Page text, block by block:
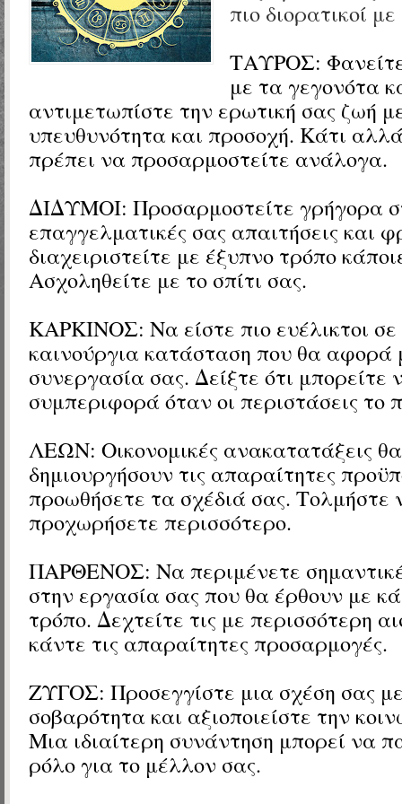
πιο διορατικοί με
ΤΑΥΡΟΣ: Φανείτε
με τα γεγονότα
αντιμετωπίστε την ερωτική σας ζωή
υπευθυνότητα και προσοχή. Κάτι
πρέπει να προσαρμοστείτε ανάλογα.
ΔΙΔΥΜΟΙ: Προσαρμοστείτε γρήγορα
επαγγελματικές σας απαιτήσεις και
διαχειριστείτε με έξυπνο τρόπο
Ασχοληθείτε με το σπίτι σας.
ΚΑΡΚΙΝΟΣ: Να είστε πιο ευέλικτοι σε
καινούργια κατάσταση που θα αφορά
συνεργασία σας. Δείξτε ότι
συμπεριφορά όταν οι περιστάσεις το
ΛΕΩΝ: Οικονομικές ανακατατάξεις θα
δημιουργήσουν τις απαραίτητες
προωθήσετε τα σχέδιά σας. Τολμήστε
προχωρήσετε περισσότερο.
ΠΑΡΘΕΝΟΣ: Να περιμένετε
στην εργασία σας που θα έρθουν με
τρόπο. Δεχτείτε τις με περισσότερη
κάντε τις απαραίτητες προσαρμογές.
ΖΥΓΟΣ: Προσεγγίστε μια σχέση σας με
σοβαρότητα και αξιοποιείστε την
Μια ιδιαίτερη συνάντηση μπορεί να
ρόλο για το μέλλον σας.